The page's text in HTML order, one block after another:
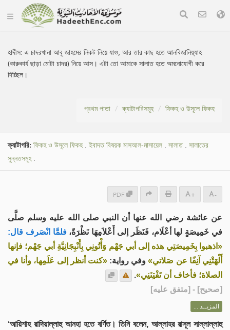
হাদীস:এ চাদরখানা আবূ জাহমের নিকট নিয়ে যাও, আর তার কাছ হতে আনবিজানিয়্যাহ
(কারুকার্য ছাড়া মোটা চাদর) নিয়ে আস। এটা তো আমাকে সালাত হতে অমনোযোগী করে
দিচ্ছিল।
প্রথম পাতা ক্যাটাগরিসমূহ ফিকহ ও উসূলে ফিকহ
ক্যাটাগরি: ফিকহ ও উসূলে ফিকহ. ইবাদত বিষয়ক মাসআল-মাসায়েল . সালাত. সালাতের
সুন্নতসমূহ.
PDF + -
عن عائشة رضي الله عنها أن النبي صلى الله عليه وسلم صلَّى
في خَمِيصَةٍ لها أعْلَام، فَنَظَر إلى أَعْلاَمِهَا نَظْرَةً، فلمَّا انْصَرف قال:
«اذهبوا بِخَمِيصَتِي هذه إلى أبي جَهْم وَأْتُونِي بِأَنْبِجَانِيَّةِ أبي جَهْم؛ فإنها
أَلْهَتْنِي آنِفًا عن صَلاتي»وفي رواية:«كنت أنظر إلى عَلَمِها، وأنا في
الصلاة؛ فأخاف أن تَفْتِنَنِي».
[صحيح] - [متفق عليه]
المزيــد ...
‘আয়িশাহ রাদিয়াল্লাহু আনহা হতে বর্ণিত। তিনি বলেন, আল্লাহর রাসূল সাল্লাল্লাহু